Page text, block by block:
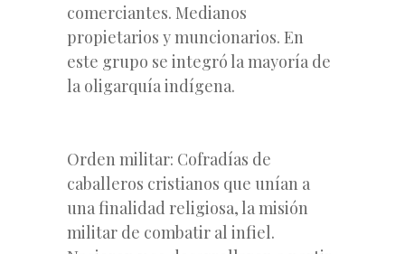
comerciantes. Medianos
propietarios y muncionarios. En
este grupo se integró la mayoría de
la oligarquía indígena.
Orden militar: Cofradías de
caballeros cristianos que unían a
una finalidad religiosa, la misión
militar de combatir al infiel.